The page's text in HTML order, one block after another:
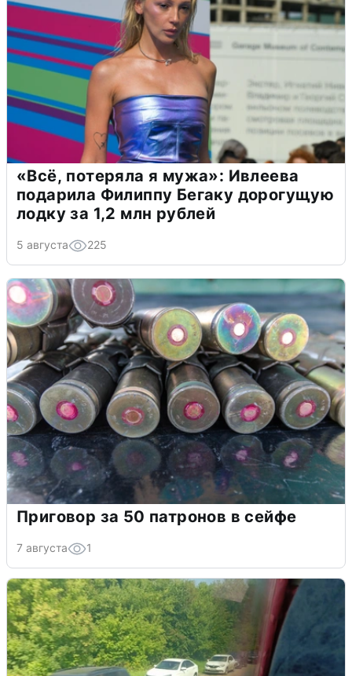
«Всё, потеряла я мужа»: Ивлеева
подарила Филиппу Бегаку дорогущую
лодку за 1,2 млн рублей
5 августа 225
Приговор за 50 патронов в сейфе
7 августа 1